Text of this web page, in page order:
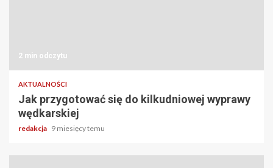
2 min odczytu
AKTUALNOŚCI
Jak przygotować się do kilkudniowej wyprawy
wędkarskiej
redakcja 9 miesięcy temu